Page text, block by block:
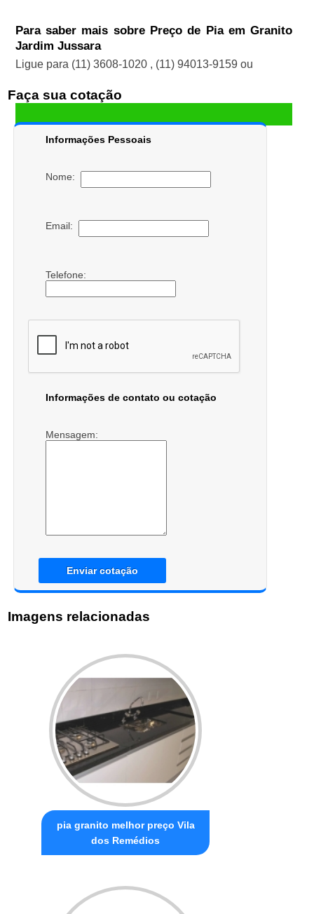
Para saber mais sobre Preço de Pia em Granito
Jardim Jussara
Ligue para (11) 3608-1020 , (11) 94013-9159 ou
Faça sua cotação
Informações Pessoais
Nome:
Email:
Telefone:
Informações de contato ou cotação
Mensagem:
Enviar cotação
Imagens relacionadas
pia granito melhor preço Vila
dos Remédios